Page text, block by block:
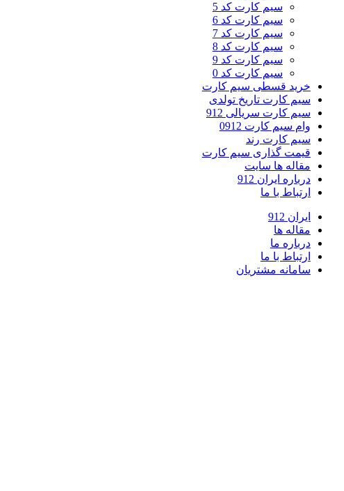
سیم کارت کد 5
سیم کارت کد 6
سیم کارت کد 7
سیم کارت کد 8
سیم کارت کد 9
سیم کارت کد 0
خرید قسطی سیم کارت
سیم کارت تاریخ تولدی
سیم کارت سریالی 912
وام سیم کارت 0912
سیم کارت رند
قیمت گذاری سیم کارت
مقاله ها سایت
درباره ایران 912
ارتباط با ما
ایران 912
مقاله ها
درباره ما
ارتباط با ما
سامانه مشتریان